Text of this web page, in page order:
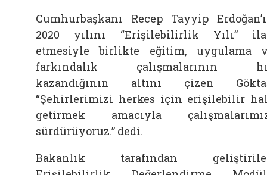
Cumhurbaşkanı Recep Tayyip
2020 yılını “Erişilebilirlik Yılı”
etmesiyle birlikte eğitim, uygulama
farkındalık çalışmalarının
kazandığının altını çizen
“Şehirlerimizi herkes için erişilebilir
getirmek amacıyla
sürdürüyoruz.” dedi.
Bakanlık tarafından